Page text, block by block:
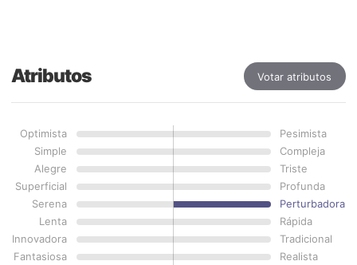
Atributos Votar atributos
Optimista
Pesimista
Simple
Compleja
Alegre
Triste
Superficial
Profunda
Serena
Perturbadora
Lenta
Rápida
Innovadora
Tradicional
Fantasiosa
Realista